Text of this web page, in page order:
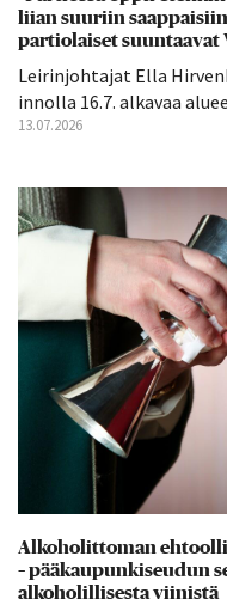
liian suuriin
partiolaiset suuntaavat
Leirinjohtajat Ella
innolla 16.7. alkavaa
13.07.2026
Alkoholittoman
– pääkaupunkiseudun
alkoholillisesta viinistä